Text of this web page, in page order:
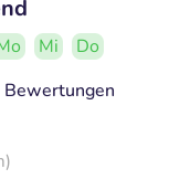
Mi
Do
Bewertungen